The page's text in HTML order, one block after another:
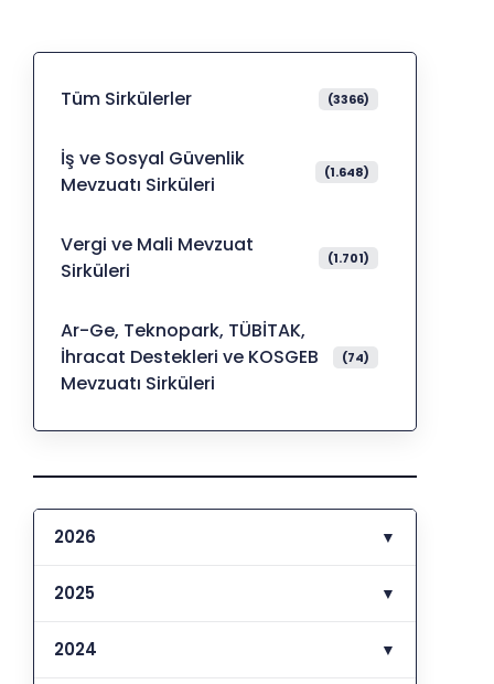
Tüm Sirkülerler (3366)
İş ve Sosyal Güvenlik
Mevzuatı Sirküleri
(1.648)
Vergi ve Mali Mevzuat
Sirküleri
(1.701)
Ar-Ge, Teknopark, TÜBİTAK,
İhracat Destekleri ve KOSGEB
Mevzuatı Sirküleri
(74)
2026 ▼
2025 ▼
2024 ▼